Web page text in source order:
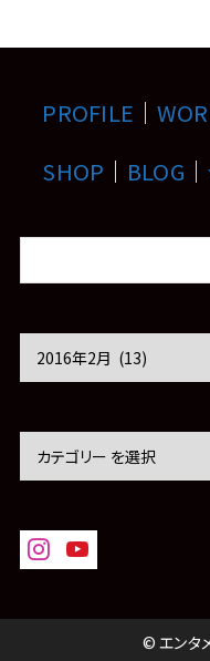
PROFILE ｜
SHOP ｜ BLOG ｜
カ
ブ
© エンタ